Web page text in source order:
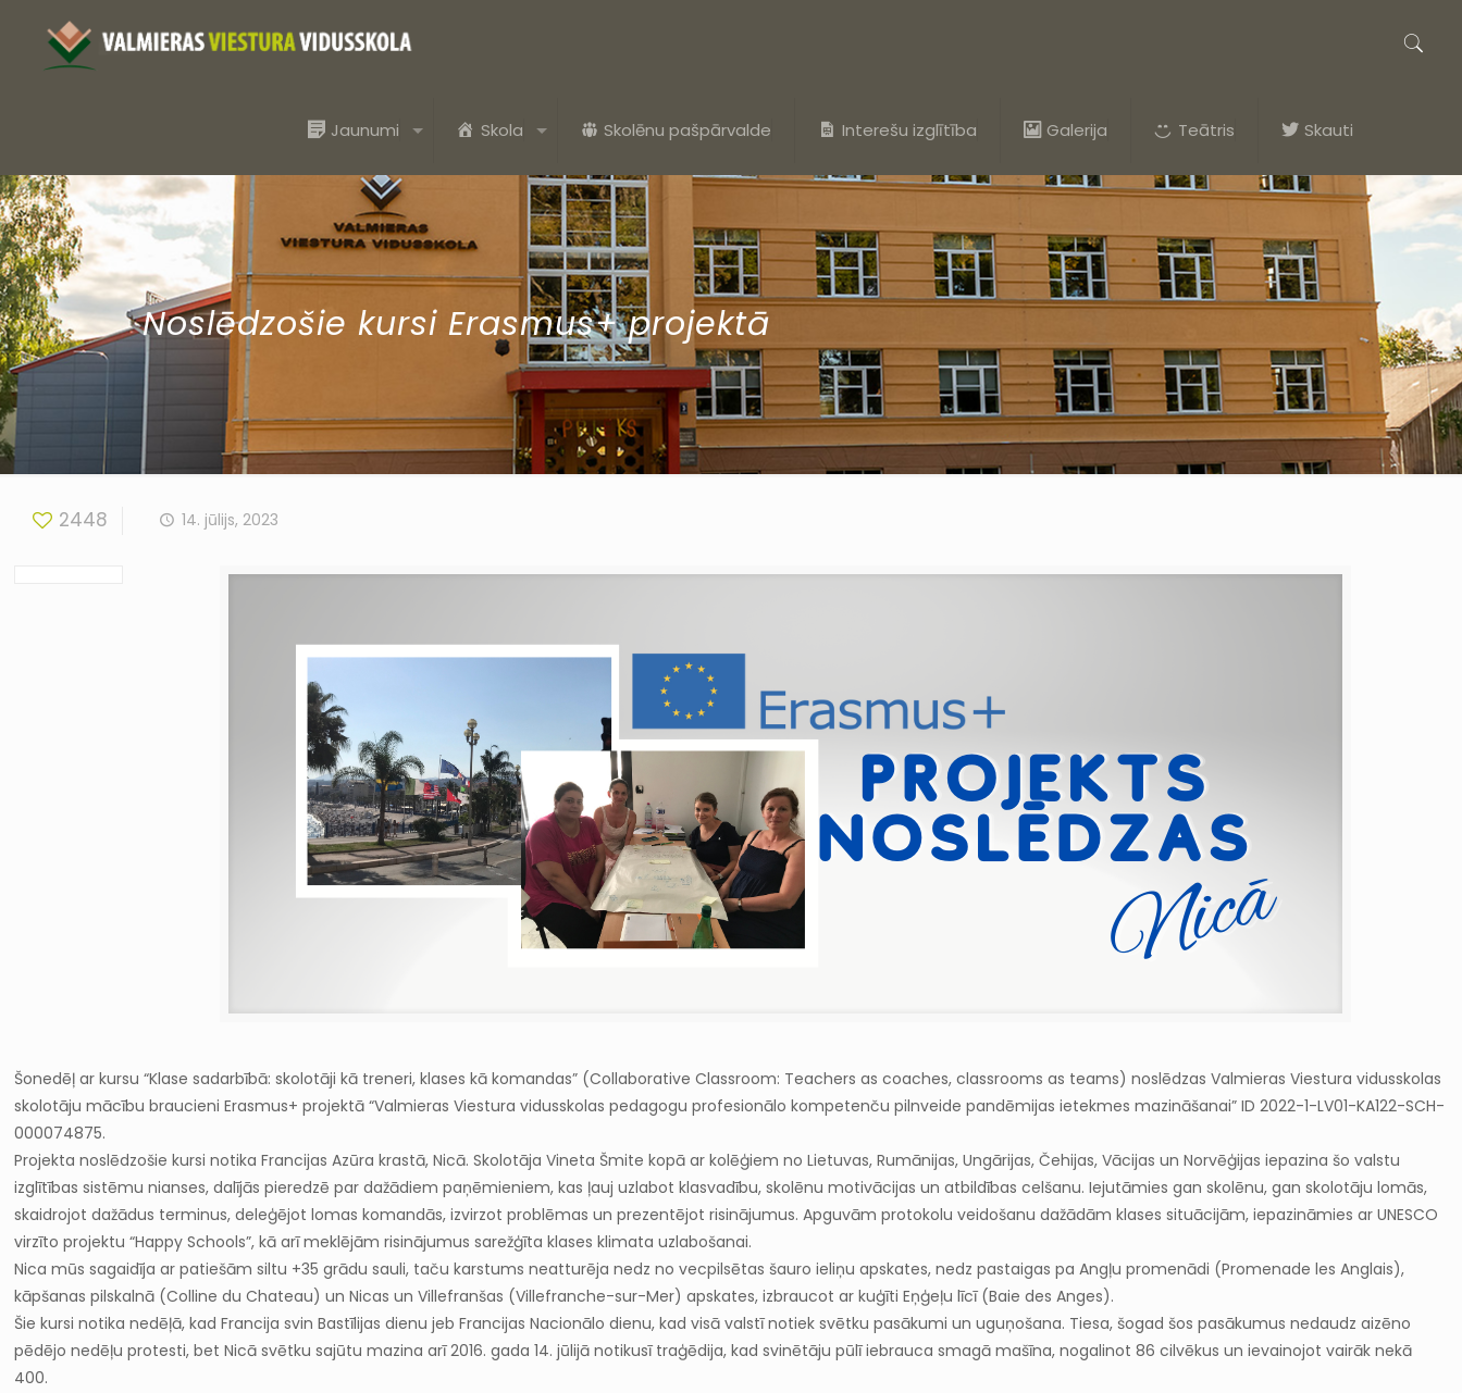
Jaunumi Skola Skolēnu pašpārvalde Interešu izglītība Galerija Teātris Skauti
Noslēdzošie kursi Erasmus+ projektā
2448 14. jūlijs, 2023
Šonedēļ ar kursu “Klase sadarbībā: skolotāji kā treneri, klases kā komandas” (Collaborative Classroom: Teachers as coaches, classrooms as teams) noslēdzas Valmieras Viestura vidusskolas
skolotāju mācību braucieni Erasmus+ projektā “Valmieras Viestura vidusskolas pedagogu profesionālo kompetenču pilnveide pandēmijas ietekmes mazināšanai” ID 2022-1-LV01-KA122-SCH-
000074875.
Projekta noslēdzošie kursi notika Francijas Azūra krastā, Nicā. Skolotāja Vineta Šmite kopā ar kolēģiem no Lietuvas, Rumānijas, Ungārijas, Čehijas, Vācijas un Norvēģijas iepazina šo valstu
izglītības sistēmu nianses, dalījās pieredzē par dažādiem paņēmieniem, kas ļauj uzlabot klasvadību, skolēnu motivācijas un atbildības celšanu. Iejutāmies gan skolēnu, gan skolotāju lomās,
skaidrojot dažādus terminus, deleģējot lomas komandās, izvirzot problēmas un prezentējot risinājumus. Apguvām protokolu veidošanu dažādām klases situācijām, iepazināmies ar UNESCO
virzīto projektu “Happy Schools”, kā arī meklējām risinājumus sarežģīta klases klimata uzlabošanai.
Nica mūs sagaidīja ar patiešām siltu +35 grādu sauli, taču karstums neatturēja nedz no vecpilsētas šauro ieliņu apskates, nedz pastaigas pa Angļu promenādi (Promenade les Anglais),
kāpšanas pilskalnā (Colline du Chateau) un Nicas un Villefranšas (Villefranche-sur-Mer) apskates, izbraucot ar kuģīti Eņģeļu līcī (Baie des Anges).
Šie kursi notika nedēļā, kad Francija svin Bastīlijas dienu jeb Francijas Nacionālo dienu, kad visā valstī notiek svētku pasākumi un uguņošana. Tiesa, šogad šos pasākumus nedaudz aizēno
pēdējo nedēļu protesti, bet Nicā svētku sajūtu mazina arī 2016. gada 14. jūlijā notikusī traģēdija, kad svinētāju pūlī iebrauca smagā mašīna, nogalinot 86 cilvēkus un ievainojot vairāk nekā
400.